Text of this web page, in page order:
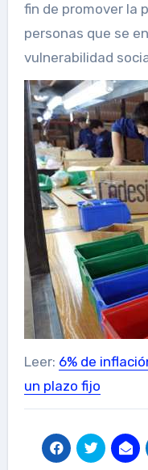
fin de promover la
personas que se
vulnerabilidad
Leer: 6% de
un plazo fijo